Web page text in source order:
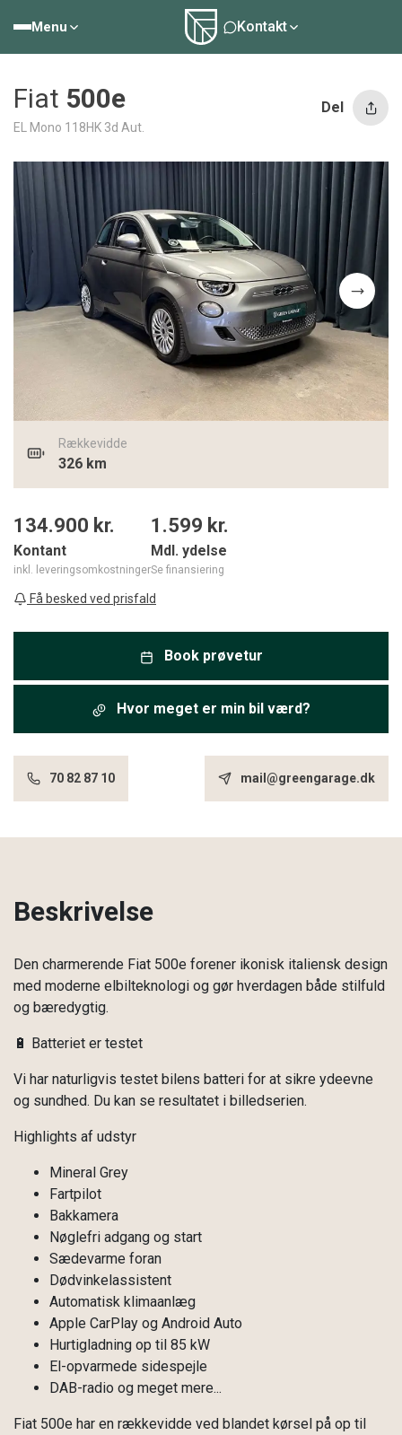
Menu Kontakt
Fiat 500e
EL Mono 118HK 3d Aut.
Del
Rækkevidde
326 km
134.900 kr.
Kontant
inkl. leveringsomkostninger
1.599 kr.
Mdl. ydelse
Se finansiering
Få besked ved prisfald
Book prøvetur
Hvor meget er min bil værd?
70 82 87 10 mail@greengarage.dk
Beskrivelse
Den charmerende Fiat 500e forener ikonisk italiensk design
med moderne elbilteknologi og gør hverdagen både stilfuld
og bæredygtig.
🔋 Batteriet er testet
Vi har naturligvis testet bilens batteri for at sikre ydeevne
og sundhed. Du kan se resultatet i billedserien.
Highlights af udstyr
Mineral Grey
Fartpilot
Bakkamera
Nøglefri adgang og start
Sædevarme foran
Dødvinkelassistent
Automatisk klimaanlæg
Apple CarPlay og Android Auto
Hurtigladning op til 85 kW
El-opvarmede sidespejle
DAB-radio og meget mere...
Fiat 500e har en rækkevidde ved blandet kørsel på op til